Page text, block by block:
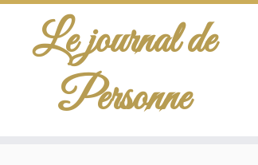
Le journal de
Personne